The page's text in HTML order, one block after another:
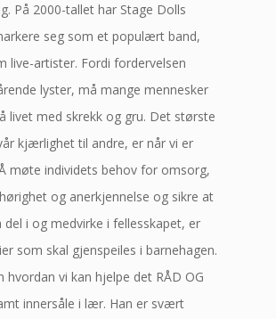
På 2000-tallet har Stage Dolls
seg som et populært band,
live-artister. Fordi fordervelsen
lyster, må mange mennesker
livet med skrekk og gru. Det største
kjærlighet til andre, er når vi er
møte individets behov for omsorg,
og anerkjennelse og sikre at
del i og medvirke i fellesskapet, er
som skal gjenspeiles i barnehagen.
hvordan vi kan hjelpe det RÅD OG
innersåle i lær. Han er svært